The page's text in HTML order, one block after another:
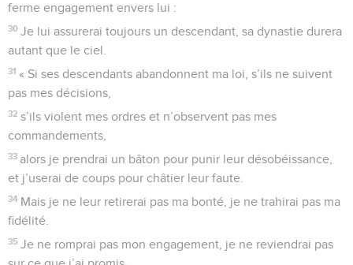
ferme engagement envers lui :
30 Je lui assurerai toujours un descendant, sa dynastie durera
autant que le ciel.
31 « Si ses descendants abandonnent ma loi, s’ils ne suivent
pas mes décisions,
32 s’ils violent mes ordres et n’observent pas mes
commandements,
33 alors je prendrai un bâton pour punir leur désobéissance,
et j’userai de coups pour châtier leur faute.
34 Mais je ne leur retirerai pas ma bonté, je ne trahirai pas ma
fidélité.
35 Je ne romprai pas mon engagement, je ne reviendrai pas